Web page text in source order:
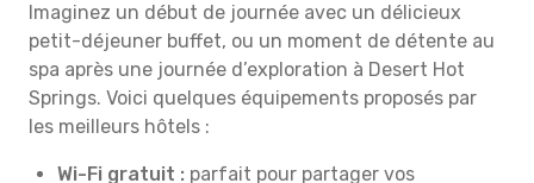
Imaginez un début de journée avec un délicieux
petit-déjeuner buffet, ou un moment de détente au
spa après une journée d’exploration à Desert Hot
Springs. Voici quelques équipements proposés par
les meilleurs hôtels :
Wi-Fi gratuit : parfait pour partager vos